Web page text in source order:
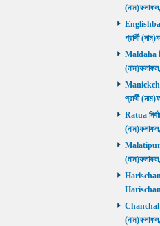
প্রার্থী
Maldaha
প্রার্থী
Ratua
Malatipur
Chanchal